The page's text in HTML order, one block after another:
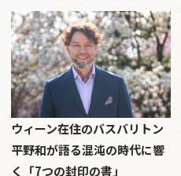
ウィーン在住のバスバリトン
平野和が語る混沌の時代に響
く「7つの封印の書」